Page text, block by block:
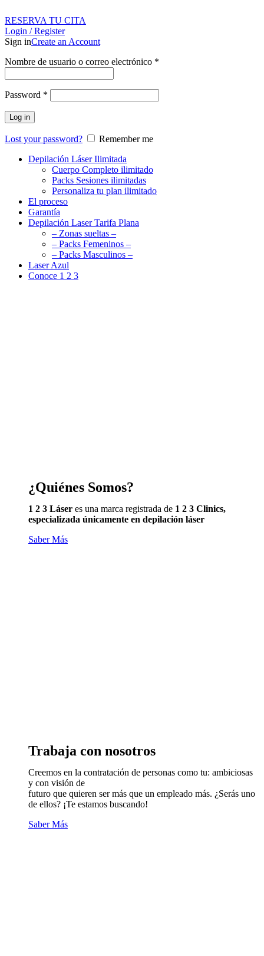
RESERVA TU CITA
Login / Register
Sign inCreate an Account
Nombre de usuario o correo electrónico *
Password *
Log in
Lost your password?
Remember me
Depilación Láser Ilimitada
Cuerpo Completo ilimitado
Packs Sesiones ilimitadas
Personaliza tu plan ilimitado
El proceso
Garantía
Depilación Laser Tarifa Plana
– Zonas sueltas –
– Packs Femeninos –
– Packs Masculinos –
Laser Azul
Conoce 1 2 3
¿Quiénes Somos?
1 2 3 Láser es una marca registrada de 1 2 3 Clinics,
especializada únicamente en depilación láser
Saber Más
Trabaja con nosotros
Creemos en la contratación de personas como tu: ambiciosas
y con visión de
futuro que quieren ser más que un empleado más. ¿Serás uno
de ellos? ¡Te estamos buscando!
Saber Más